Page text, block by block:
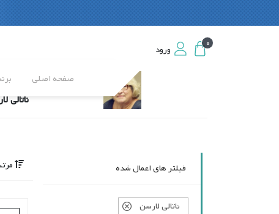
0
ورود
صفحه اصلی
ناتالی
فیلتر های اعمال شده
ناتالی لارسن